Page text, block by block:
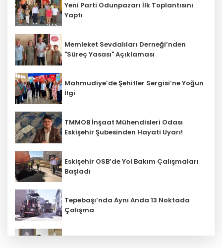
Yeni Parti Odunpazarı İlk Toplantısını
Yaptı
Memleket Sevdalıları Derneği’nden
"Süreç Yasası" Açıklaması
Mahmudiye’de Şehitler Sergisi’ne Yoğun
İlgi
TMMOB İnşaat Mühendisleri Odası
Eskişehir Şubesinden Hayati Uyarı!
Eskişehir OSB’de Yol Bakım Çalışmaları
Başladı
Tepebaşı’nda Aynı Anda 13 Noktada
Çalışma